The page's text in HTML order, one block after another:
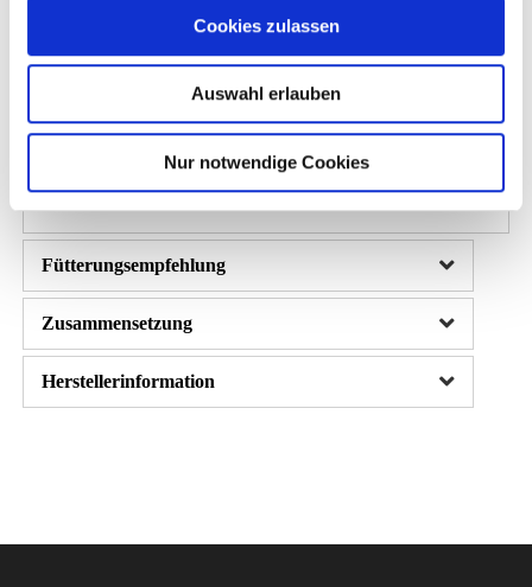
Cookies zulassen
Auswahl erlauben
Nur notwendige Cookies
Ernährungsphysiologische Zusatzstoffe:
Vitamin A 12.000 I.E.
Vitamin E 40 mg
Fütterungsempfehlung
Zusammensetzung
Herstellerinformation